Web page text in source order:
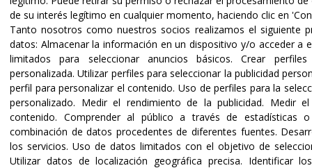
de su interés legítimo en cualquier momento, haciendo clic en
Tanto nosotros como nuestros socios realizamos el siguiente
datos: Almacenar la información en un dispositivo y/o acceder a
limitados para seleccionar anuncios básicos.Crear
personalizada.Utilizar perfiles para seleccionar la publicidad
perfil para personalizar el contenido. Uso de perfiles para la
personalizado. Medir el rendimiento de la publicidad. Medir
contenido. Comprender al público a través de estadísticas
combinación de datos procedentes de diferentes fuentes.
los servicios. Uso de datos limitados con el objetivo de
Utilizar datos de localización geográfica precisa. Identificar